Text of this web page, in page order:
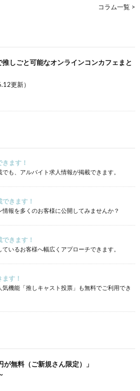
コラム一覧 >
推しごと可能なオンラインコンカフェまと
更新）
ます！
も、アルバイト求人情報が掲載できます。
きます！
報を多くのお客様に公開してみませんか？
きます！
いるお客様へ幅広くアプローチできます。
す！
機能「推しキャスト投票」も無料でご利用でき
が無料（ご新規さん限定）」